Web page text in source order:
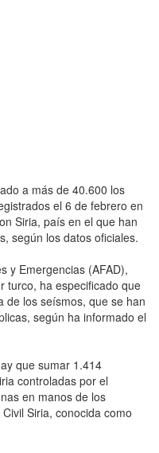
a más de 40.600 los
el 6 de febrero en
Siria, país en el que han
según los datos oficiales.
y Emergencias (AFAD),
turco, ha especificado que
de los seísmos, que se han
según ha informado el
que sumar 1.414
controladas por el
en manos de los
Siria, conocida como